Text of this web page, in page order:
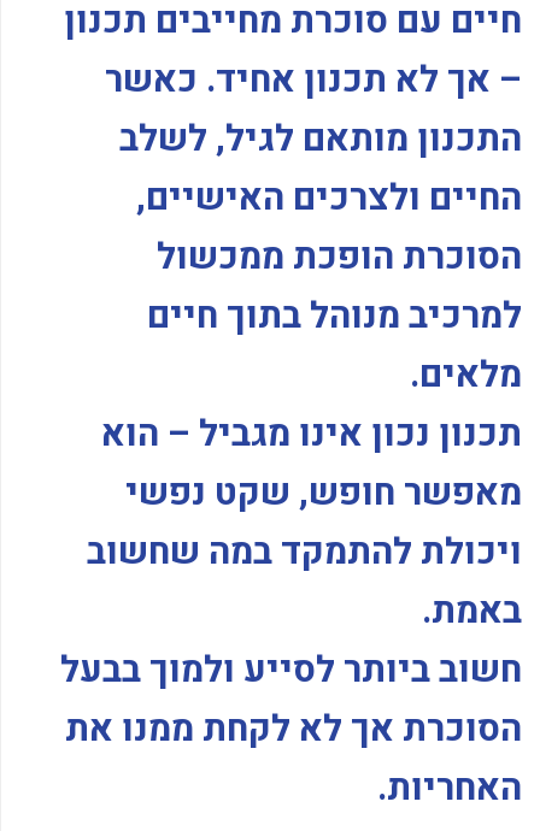
חיים עם סוכרת מחייבים תכנון
– אך לא תכנון אחיד. כאשר
התכנון מותאם לגיל, לשלב
החיים ולצרכים האישיים,
הסוכרת הופכת ממכשול
למרכיב מנוהל בתוך חיים
מלאים.
תכנון נכון אינו מגביל – הוא
מאפשר חופש, שקט נפשי
ויכולת להתמקד במה שחשוב
באמת.
חשוב ביותר לסייע ולמוך בבעל
הסוכרת אך לא לקחת ממנו את
האחריות.